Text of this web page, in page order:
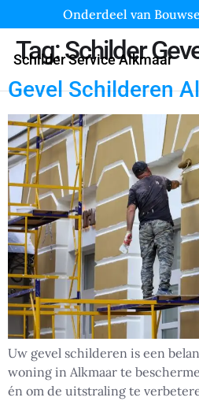
Onderdeel van
Schilder Service Alkmaar
Tag:Schilder
Gevel Schilderen
Uw gevel schilderen is een
woning in Alkmaar te
én om de uitstraling te